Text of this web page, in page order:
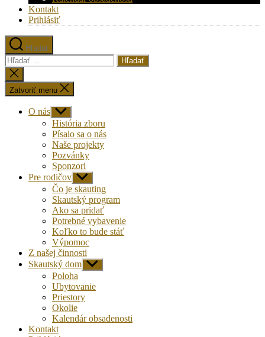
Kontakt
Prihlásiť
Hľadať
Vyhľadať:
Zatvoriť
vyhľadávanie
Zatvoriť menu
O nás Zobraziť
druhú
úroveň
navigácie
História zboru
Písalo sa o nás
Naše projekty
Pozvánky
Sponzori
Pre rodičov Zobraziť
druhú
úroveň
navigácie
Čo je skauting
Skautský program
Ako sa pridať
Potrebné vybavenie
Koľko to bude stáť
Výpomoc
Z našej činnosti
Skautský dom Zobraziť
druhú
úroveň
navigácie
Poloha
Ubytovanie
Priestory
Okolie
Kalendár obsadenosti
Kontakt